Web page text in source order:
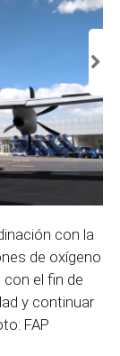
con la
de oxígeno
con el fin de
y continuar
FAP